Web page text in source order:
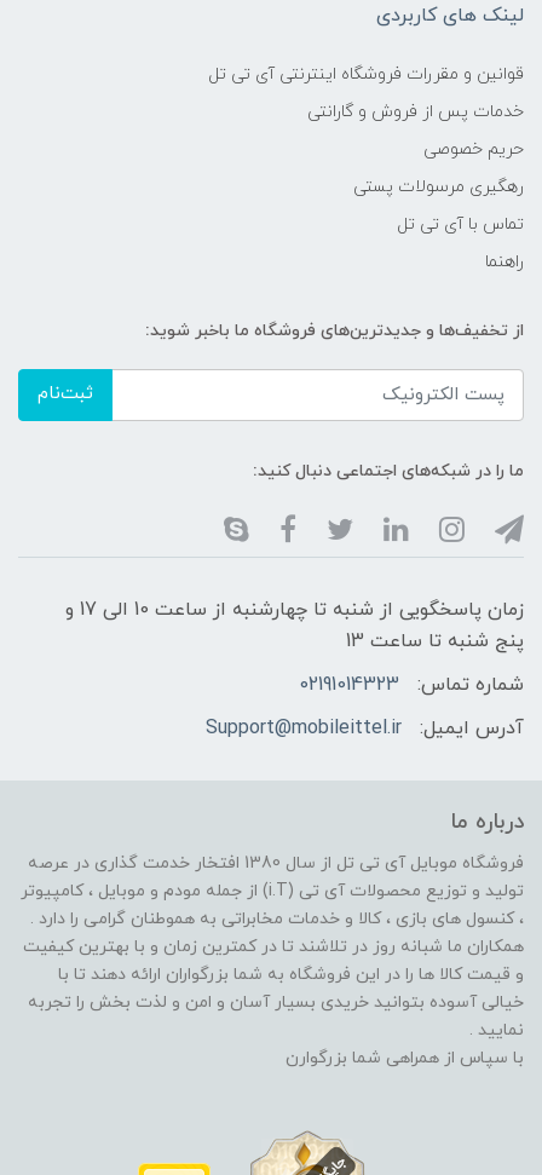
لینک های کاربردی
قوانین و مقررات فروشگاه اینترنتی آی تی تل
خدمات پس از فروش و گارانتی
حریم خصوصی
رهگیری مرسولات پستی
تماس با آی تی تل
راهنما
از تخفیف‌ها و جدیدترین‌های فروشگاه ما باخبر شوید:
ثبت‌نام
ما را در شبکه‌های اجتماعی دنبال کنید:
زمان پاسخگویی از شنبه تا چهارشنبه از ساعت 10 الی 17 و
پنج شنبه تا ساعت 13
شماره تماس:
02191014323
آدرس ایمیل:
Support@mobileittel.ir
درباره ما
فروشگاه موبایل آی تی تل از سال 1380 افتخار خدمت گذاری در عرصه
تولید و توزیع محصولات آی تی (i.T) از جمله مودم و موبایل ، کامپیوتر
، کنسول های بازی ، کالا و خدمات مخابراتی به هموطنان گرامی را دارد .
همکاران ما شبانه روز در تلاشند تا در کمترین زمان و با بهترین کیفیت
و قیمت کالا ها را در این فروشگاه به شما بزرگواران ارائه دهند تا با
خیالی آسوده بتوانید خریدی بسیار آسان و امن و لذت بخش را تجربه
نمایید .
با سپاس از همراهی شما بزرگوارن